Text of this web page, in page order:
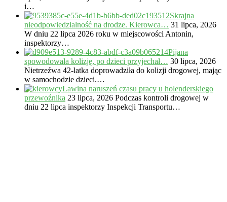
i…
Skrajna
nieodpowiedzialność na drodze. Kierowca… 31 lipca, 2026
W dniu 22 lipca 2026 roku w miejscowości Antonin,
inspektorzy…
Pijana
spowodowała kolizję, po dzieci przyjechał… 30 lipca, 2026
Nietrzeźwa 42-latka doprowadziła do kolizji drogowej, mając
w samochodzie dzieci.…
Lawina naruszeń czasu pracy u holenderskiego
przewoźnika 23 lipca, 2026 Podczas kontroli drogowej w
dniu 22 lipca inspektorzy Inspekcji Transportu…